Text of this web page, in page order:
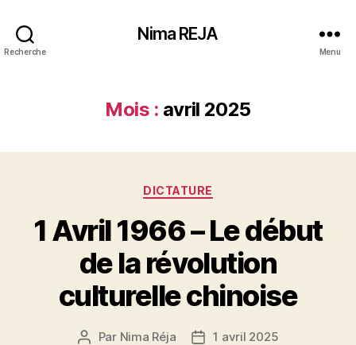
Recherche
Nima REJA
Menu
Mois : avril 2025
Catégories
DICTATURE
1 Avril 1966 – Le début
de la révolution
culturelle chinoise
Auteur
Par Nima Réja
Date1 avril 2025